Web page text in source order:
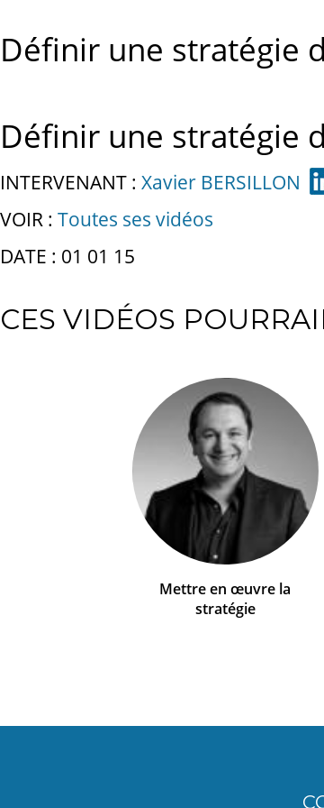
Définir une stratégie
Définir une stratégie
INTERVENANT : Xavier BERSILLON
VOIR : Toutes ses vidéos
DATE : 01 01 15
CES VIDÉOS
Mettre en œuvre la
stratégie